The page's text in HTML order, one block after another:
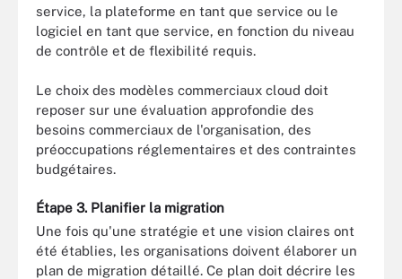
service, la plateforme en tant que service ou le
logiciel en tant que service, en fonction du niveau
de contrôle et de flexibilité requis.
Le choix des modèles commerciaux cloud doit
reposer sur une évaluation approfondie des
besoins commerciaux de l'organisation, des
préoccupations réglementaires et des contraintes
budgétaires.
Étape 3. Planifier la migration
Une fois qu'une stratégie et une vision claires ont
été établies, les organisations doivent élaborer un
plan de migration détaillé. Ce plan doit décrire les